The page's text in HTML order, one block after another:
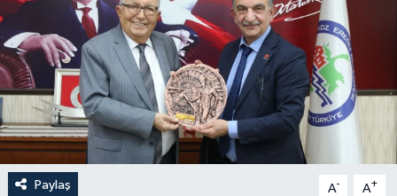
Paylaş A- A+
Devrek
Özel
Mesaj
Dergim
Haber Arşivi